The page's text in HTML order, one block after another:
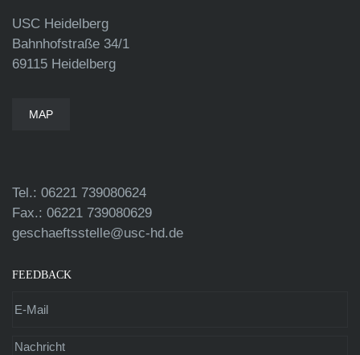
USC Heidelberg
Bahnhofstraße 34/1
69115 Heidelberg
MAP
Tel.: 06221 739080624
Fax.: 06221 739080629
geschaeftsstelle@usc-hd.de
FEEDBACK